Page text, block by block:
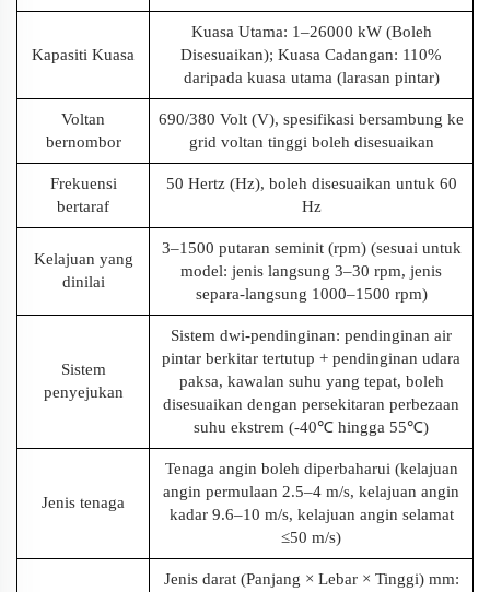
Kapasiti Kuasa
Kuasa Utama: 1–26000 kW (Boleh
Disesuaikan); Kuasa Cadangan: 110%
daripada kuasa utama (larasan pintar)
Voltan
bernombor
690/380 Volt (V), spesifikasi bersambung ke
grid voltan tinggi boleh disesuaikan
Frekuensi
bertaraf
50 Hertz (Hz), boleh disesuaikan untuk 60
Hz
Kelajuan yang
dinilai
3–1500 putaran seminit (rpm) (sesuai untuk
model: jenis langsung 3–30 rpm, jenis
separa-langsung 1000–1500 rpm)
Sistem
penyejukan
Sistem dwi-pendinginan: pendinginan air
pintar berkitar tertutup + pendinginan udara
paksa, kawalan suhu yang tepat, boleh
disesuaikan dengan persekitaran perbezaan
suhu ekstrem (-40℃ hingga 55℃)
Jenis tenaga
Tenaga angin boleh diperbaharui (kelajuan
angin permulaan 2.5–4 m/s, kelajuan angin
kadar 9.6–10 m/s, kelajuan angin selamat
≤50 m/s)
Jenis darat (Panjang × Lebar × Tinggi) mm: